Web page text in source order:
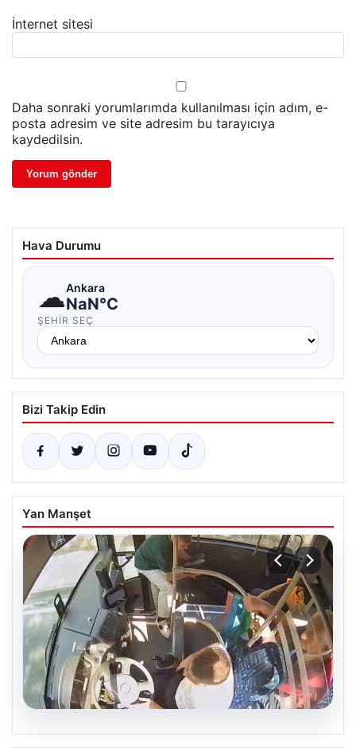
İnternet sitesi
Daha sonraki yorumlarımda kullanılması için adım, e-
posta adresim ve site adresim bu tarayıcıya
kaydedilsin.
Hava Durumu
☁Ankara
NaN°C
ŞEHIR SEÇ
Bizi Takip Edin
Yan Manşet